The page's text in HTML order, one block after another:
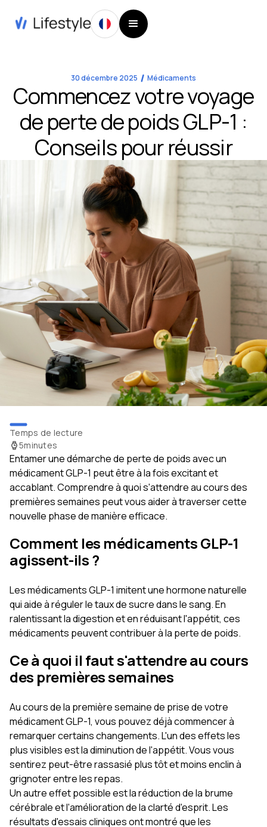
30 décembre 2025 Médicaments
Commencez votre voyage
de perte de poids GLP-1 :
Conseils pour réussir
Temps de lecture
5minutes
Entamer une démarche de perte de poids avec un
médicament GLP-1 peut être à la fois excitant et
accablant. Comprendre à quoi s'attendre au cours des
premières semaines peut vous aider à traverser cette
nouvelle phase de manière efficace.
Comment les médicaments GLP-1
agissent-ils ?
Les médicaments GLP-1 imitent une hormone naturelle
qui aide à réguler le taux de sucre dans le sang. En
ralentissant la digestion et en réduisant l'appétit, ces
médicaments peuvent contribuer à la perte de poids.
Ce à quoi il faut s'attendre au cours
des premières semaines
Au cours de la première semaine de prise de votre
médicament GLP-1, vous pouvez déjà commencer à
remarquer certains changements. L'un des effets les
plus visibles est la diminution de l'appétit. Vous vous
sentirez peut-être rassasié plus tôt et moins enclin à
grignoter entre les repas.
Un autre effet possible est la réduction de la brume
cérébrale et l'amélioration de la clarté d'esprit. Les
résultats d'essais cliniques ont montré que les